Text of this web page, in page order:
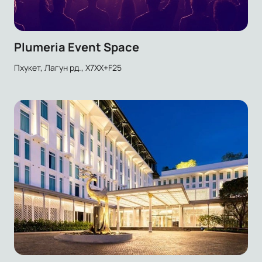
Plumeria Event Space
Пхукет, Лагун рд., X7XX+F25